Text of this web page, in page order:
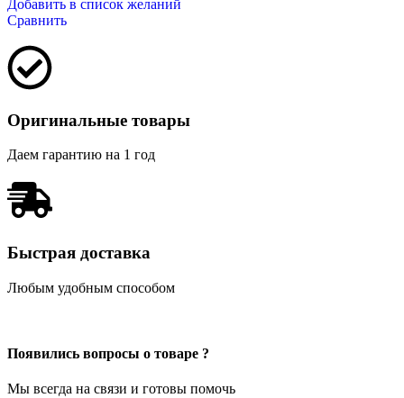
Добавить в список желаний
Сравнить
Оригинальные товары
Даем гарантию на 1 год
Быстрая доставка
Любым удобным способом
Появились вопросы о товаре ?
Мы всегда на связи и готовы помочь